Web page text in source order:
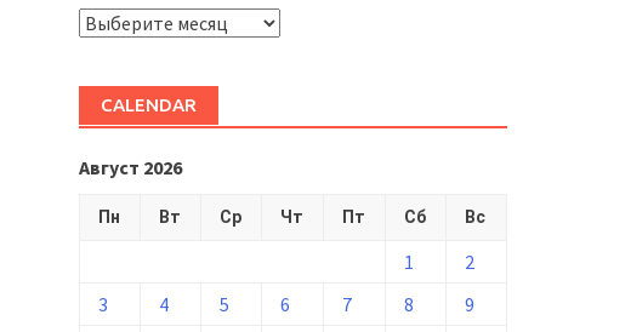
ARHIVĂ
CALENDAR
Август 2026
Пн Вт Ср Чт Пт Сб Вс
1
2
3
4 5 6 7 8
9